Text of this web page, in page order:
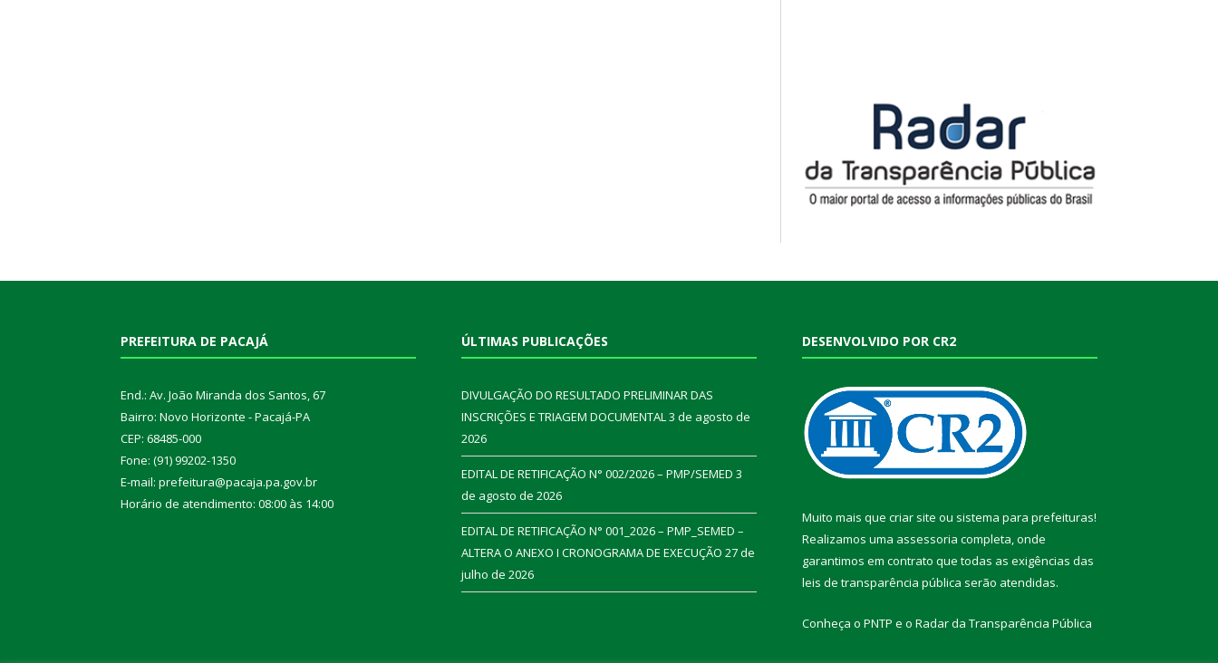
PREFEITURA DE PACAJÁ
End.: Av. João Miranda dos Santos, 67
Bairro: Novo Horizonte - Pacajá-PA
CEP: 68485-000
Fone: (91) 99202-1350
E-mail: prefeitura@pacaja.pa.gov.br
Horário de atendimento: 08:00 às 14:00
ÚLTIMAS PUBLICAÇÕES
DIVULGAÇÃO DO RESULTADO PRELIMINAR DAS
INSCRIÇÕES E TRIAGEM DOCUMENTAL3 de agosto de
2026
EDITAL DE RETIFICAÇÃO N° 002/2026 – PMP/SEMED 3
de agosto de 2026
EDITAL DE RETIFICAÇÃO N° 001_2026 – PMP_SEMED –
ALTERA O ANEXO I CRONOGRAMA DE EXECUÇÃO 27 de
julho de 2026
DESENVOLVIDO POR CR2
Muito mais que criar site ou sistema para prefeituras!
Realizamos uma assessoria completa, onde
garantimos em contrato que todas as exigências das
leis de transparência pública serão atendidas.
Conheça o PNTP e o Radar da Transparência Pública